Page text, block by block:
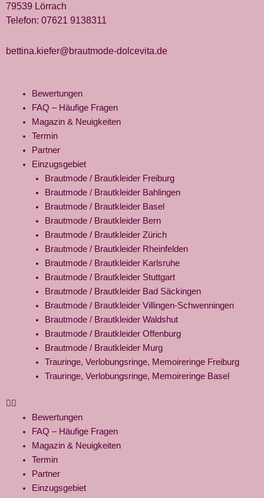
79539 Lörrach
Telefon: 07621 9138311
bettina.kiefer@brautmode-dolcevita.de
Bewertungen
FAQ – Häufige Fragen
Magazin & Neuigkeiten
Termin
Partner
Einzugsgebiet
Brautmode / Brautkleider Freiburg
Brautmode / Brautkleider Bahlingen
Brautmode / Brautkleider Basel
Brautmode / Brautkleider Bern
Brautmode / Brautkleider Zürich
Brautmode / Brautkleider Rheinfelden
Brautmode / Brautkleider Karlsruhe
Brautmode / Brautkleider Stuttgart
Brautmode / Brautkleider Bad Säckingen
Brautmode / Brautkleider Villingen-Schwenningen
Brautmode / Brautkleider Waldshut
Brautmode / Brautkleider Offenburg
Brautmode / Brautkleider Murg
Trauringe, Verlobungsringe, Memoireringe Freiburg
Trauringe, Verlobungsringe, Memoireringe Basel
Bewertungen
FAQ – Häufige Fragen
Magazin & Neuigkeiten
Termin
Partner
Einzugsgebiet